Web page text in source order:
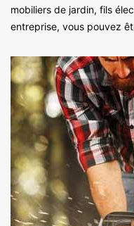
mobiliers de jardin, fils
entreprise, vous pouvez